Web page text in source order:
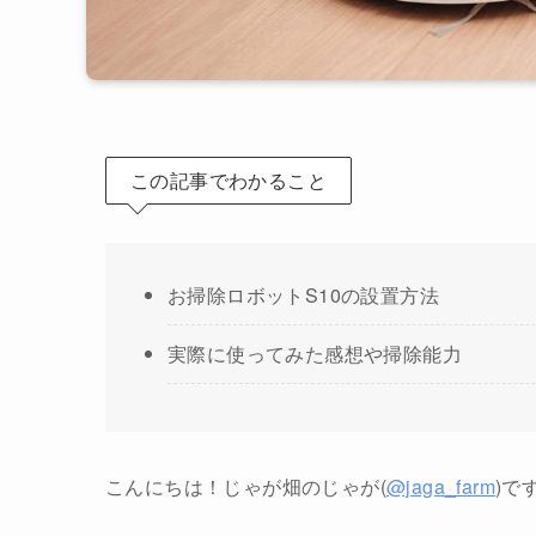
この記事でわかること
お掃除ロボットS10の設置方法
実際に使ってみた感想や掃除能力
こんにちは！じゃが畑のじゃが(@jaga_farm)で